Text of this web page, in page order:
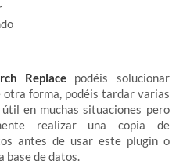
Replace podéis solucionar
otra forma, podéis tardar varias
en muchas situaciones pero
realizar una copia de
antes de usar este plugin o
base de datos.